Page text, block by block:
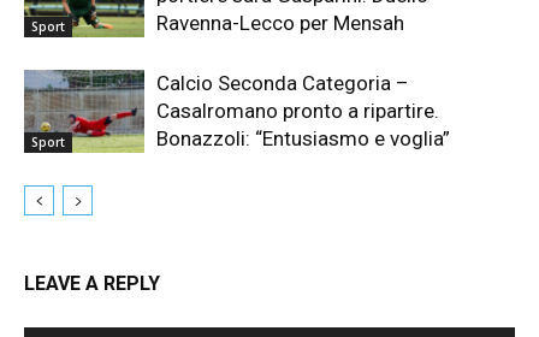
Sport
Ravenna-Lecco per Mensah
Sport
Calcio Seconda Categoria –
Casalromano pronto a ripartire.
Bonazzoli: “Entusiasmo e voglia”
LEAVE A REPLY